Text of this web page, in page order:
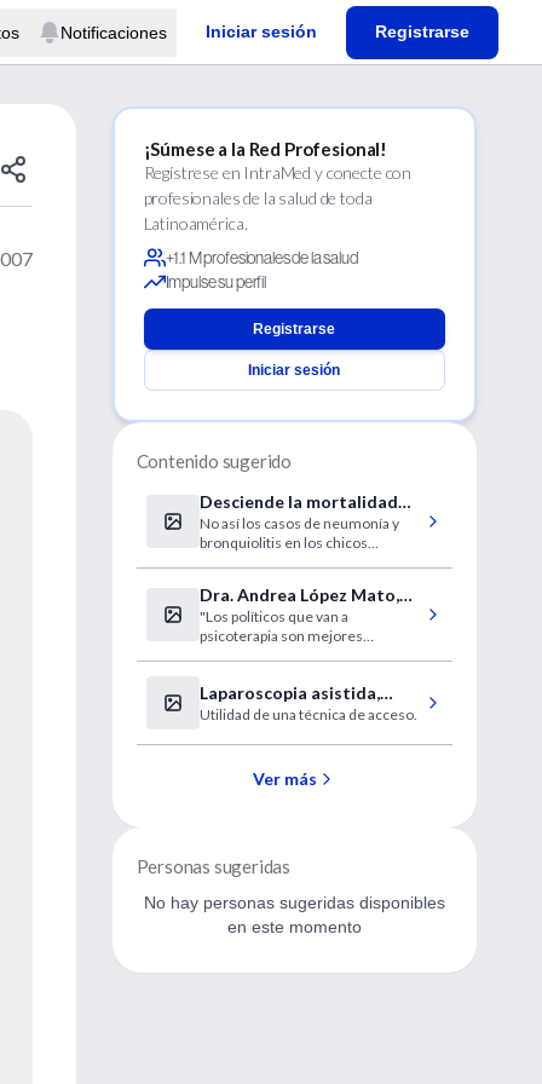
Notificaciones Iniciar sesión Registrarse
¡Súmese a la Red Profesional!
Regístrese en IntraMed y conecte con
profesionales de la salud de toda
Latinoamérica.
+1.1 M profesionales de la salud
Impulse su perfil
Registrarse
Iniciar sesión
Contenido sugerido
Desciende la mortalidad
infantil por enfermedades
respiratorias
No así los casos de neumonía y
bronquiolitis en los chicos
Dra. Andrea López Mato,
entrevista
"Los políticos que van a
psicoterapia son mejores
Laparoscopia asistida,
segura para el cáncer de
cuello de útero
Utilidad de una técnica de acceso.
Ver más
Personas sugeridas
No hay personas sugeridas disponibles
en este momento